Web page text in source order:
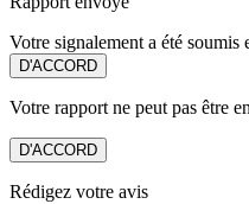
Votre signalement a été soumis
D'ACCORD
Votre rapport ne peut pas être
D'ACCORD
Rédigez votre avis